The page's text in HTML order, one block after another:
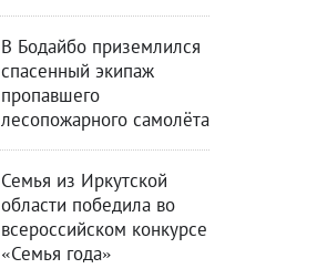
В Бодайбо приземлился
спасенный экипаж
пропавшего
лесопожарного самолёта
Семья из Иркутской
области победила во
всероссийском конкурсе
«Семья года»